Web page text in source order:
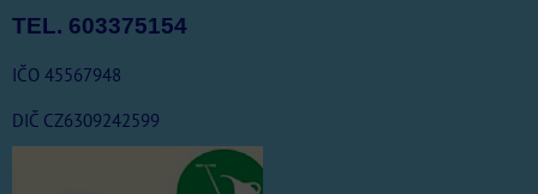
TEL. 603375154
IČO 45567948
DIČ CZ6309242599